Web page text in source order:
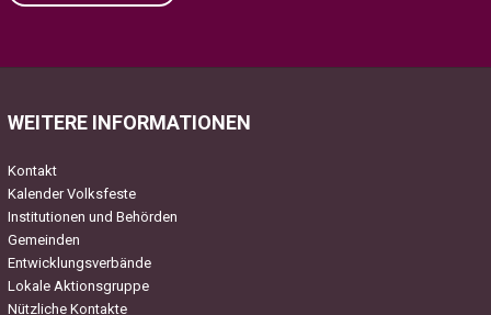
WEITERE INFORMATIONEN
Kontakt
Kalender Volksfeste
Institutionen und Behörden
Gemeinden
Entwicklungsverbände
Lokale Aktionsgruppe
Nützliche Kontakte